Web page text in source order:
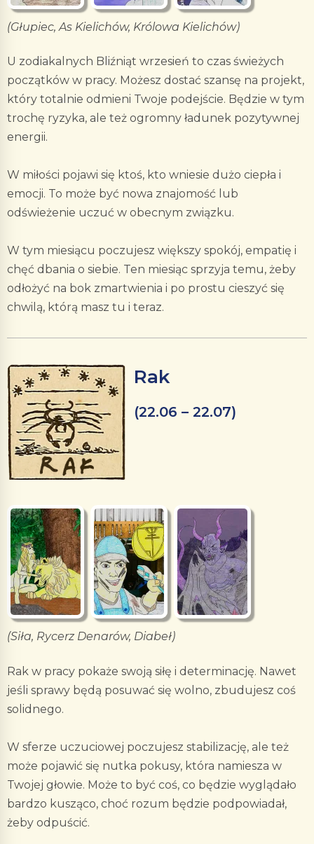
(Głupiec, As Kielichów, Królowa Kielichów)
U zodiakalnych Bliźniąt wrzesień to czas świeżych
początków w pracy. Możesz dostać szansę na projekt,
który totalnie odmieni Twoje podejście. Będzie w tym
trochę ryzyka, ale też ogromny ładunek pozytywnej
energii.
W miłości pojawi się ktoś, kto wniesie dużo ciepła i
emocji. To może być nowa znajomość lub
odświeżenie uczuć w obecnym związku.
W tym miesiącu poczujesz większy spokój, empatię i
chęć dbania o siebie. Ten miesiąc sprzyja temu, żeby
odłożyć na bok zmartwienia i po prostu cieszyć się
chwilą, którą masz tu i teraz.
Rak
(22.06 – 22.07)
(Siła, Rycerz Denarów, Diabeł)
Rak w pracy pokaże swoją siłę i determinację. Nawet
jeśli sprawy będą posuwać się wolno, zbudujesz coś
solidnego.
W sferze uczuciowej poczujesz stabilizację, ale też
może pojawić się nutka pokusy, która namiesza w
Twojej głowie. Może to być coś, co będzie wyglądało
bardzo kusząco, choć rozum będzie podpowiadał,
żeby odpuścić.